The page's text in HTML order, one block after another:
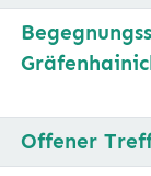
Offener